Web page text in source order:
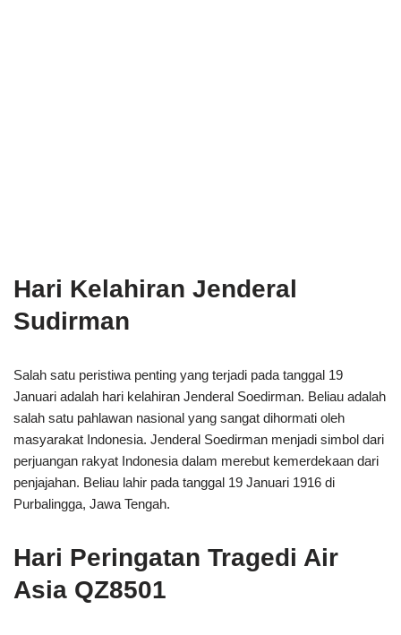
Hari Kelahiran Jenderal
Sudirman
Salah satu peristiwa penting yang terjadi pada tanggal 19
Januari adalah hari kelahiran Jenderal Soedirman. Beliau adalah
salah satu pahlawan nasional yang sangat dihormati oleh
masyarakat Indonesia. Jenderal Soedirman menjadi simbol dari
perjuangan rakyat Indonesia dalam merebut kemerdekaan dari
penjajahan. Beliau lahir pada tanggal 19 Januari 1916 di
Purbalingga, Jawa Tengah.
Hari Peringatan Tragedi Air
Asia QZ8501